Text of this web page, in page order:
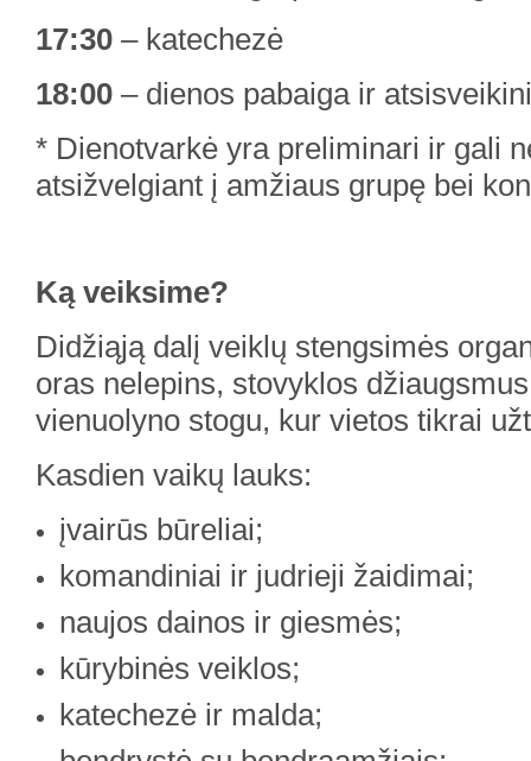
17:30 – katechezė
18:00 – dienos pabaiga ir
* Dienotvarkė yra preliminari ir gali
atsižvelgiant į amžiaus grupę bei
Ką veiksime?
Didžiąją dalį veiklų stengsimės
oras nelepins, stovyklos
vienuolyno stogu, kur vietos tikrai
Kasdien vaikų lauks:
įvairūs būreliai;
komandiniai ir judrieji žaidimai;
naujos dainos ir giesmės;
kūrybinės veiklos;
katechezė ir malda;